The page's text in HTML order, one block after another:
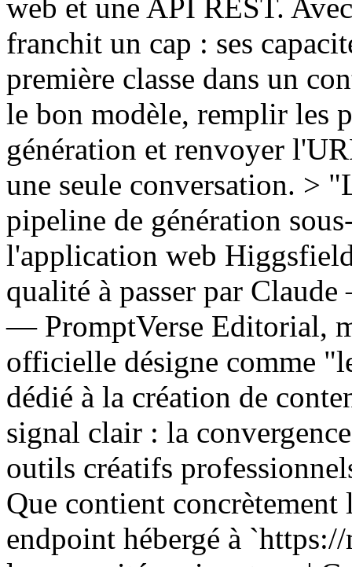
web et une API REST.
franchit un cap : ses
première classe dans un
le bon modèle, remplir les
génération et renvoyer
une seule conversation. >
pipeline de génération
l'application web
qualité à passer par
— PromptVerse Editorial,
officielle désigne comme
dédié à la création de
signal clair : la
outils créatifs
Que contient
endpoint hébergé à